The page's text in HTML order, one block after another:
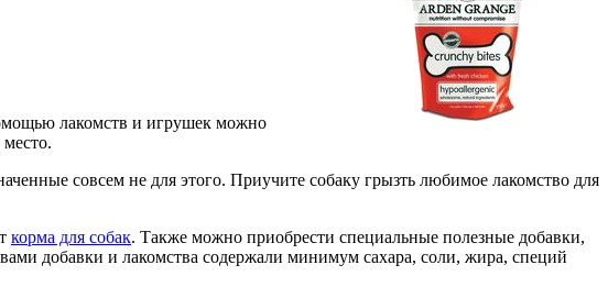
лакомств и игрушек можно
совсем не для этого. Приучите собаку грызть любимое лакомство для
корма для собак. Также можно приобрести специальные полезные добавки,
добавки и лакомства содержали минимум сахара, соли, жира, специй